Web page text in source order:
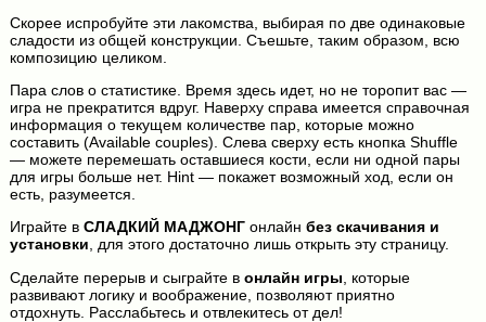
Скорее испробуйте эти лакомства, выбирая по две одинаковые
сладости из общей конструкции. Съешьте, таким образом, всю
композицию целиком.
Пара слов о статистике. Время здесь идет, но не торопит вас —
игра не прекратится вдруг. Наверху справа имеется справочная
информация о текущем количестве пар, которые можно
составить (Available couples). Слева сверху есть кнопка Shuffle
— можете перемешать оставшиеся кости, если ни одной пары
для игры больше нет. Hint — покажет возможный ход, если он
есть, разумеется.
Играйте в СЛАДКИЙ МАДЖОНГонлайн без скачивания и
установки, для этого достаточно лишь открыть эту страницу.
Сделайте перерыв и сыграйте в онлайн игры , которые
развивают логику и воображение, позволяют приятно
отдохнуть. Расслабьтесь и отвлекитесь от дел!